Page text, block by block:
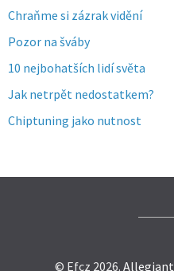
Chraňme si zázrak vidění
Pozor na šváby
10 nejbohatších lidí světa
Jak netrpět nedostatkem?
Chiptuning jako nutnost
© Efcz 2026. Allegiant